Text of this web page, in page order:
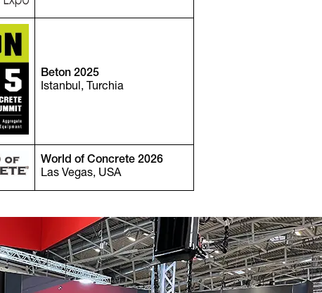
Beton 2025
Istanbul, Turchia
World of Concrete 2026
Las Vegas, USA